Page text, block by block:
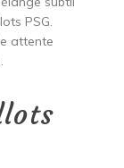
PSG.
attente